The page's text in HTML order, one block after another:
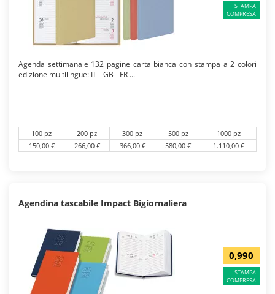
STAMPA
COMPRESA
Agenda settimanale 132 pagine carta bianca con stampa a 2 colori
edizione multilingue: IT - GB - FR ...
100 pz 200 pz 300 pz 500 pz
1000 pz
150,00 €
266,00 € 366,00 € 580,00 € 1.110,00 €
Agendina tascabile Impact Bigiornaliera
0,990
STAMPA
COMPRESA